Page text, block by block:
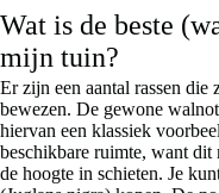
Wat is de beste
mijn tuin?
Er zijn een aantal rassen die
bewezen. De gewone
hiervan een klassiek
beschikbare ruimte, want
de hoogte in schieten. Je